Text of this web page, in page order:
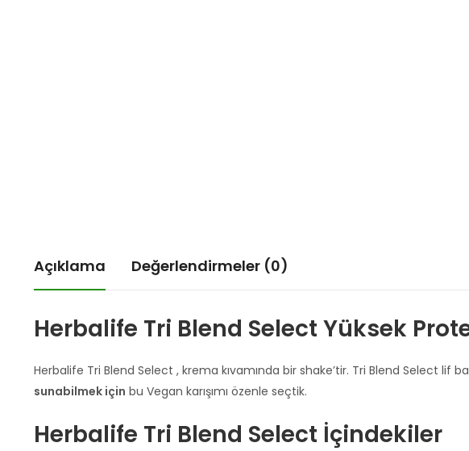
Açıklama Değerlendirmeler (0)
Herbalife Tri Blend Select Yüksek
Herbalife Tri Blend Select , krema kıvamında bir shake’tir. Tri Blend Select lif
sunabilmek için bu Vegan karışımı özenle seçtik.
Herbalife Tri Blend Select İçindekiler